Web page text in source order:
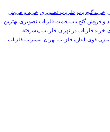
خرید گنج یاب فلزیاب تصویری خرید و فروش
و فروش گنج یاب قیمت فلزیاب تصویری بهترین
خرید فلزیاب در تهران فلزیاب پیشرفته
زن قوی اجاره فلزیاب تهران تعمیرات فلزیاب